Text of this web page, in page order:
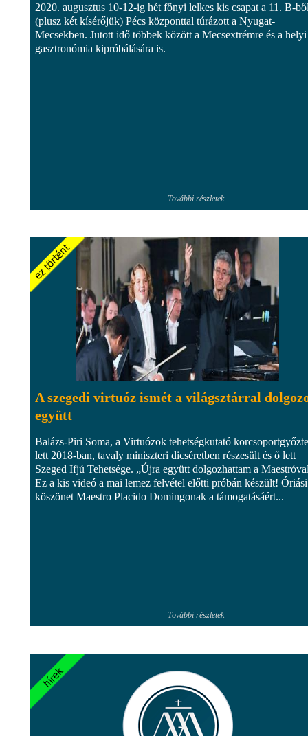
2020. augusztus 10-12-ig hét főnyi lelkes kis csapat a 11. B-
(plusz két kísérőjük) Pécs központtal túrázott a Nyugat-
Mecsekben. Jutott idő többek között a Mecsextrémre és a helyi
gasztronómia kipróbálására is.
További részletek
A szegedi virtuóz ismét a világsztárral
együtt
Balázs-Piri Soma, a Virtuózok tehetségkutató
lett 2018-ban, tavaly miniszteri dicséretben részesült és ő lett
Szeged Ifjú Tehetsége. „Újra együtt dolgozhattam a
Ez a kis videó a mai lemez felvétel előtti próbán készült! Óriási
köszönet Maestro Placido Domingonak a támogatásáért...
További részletek